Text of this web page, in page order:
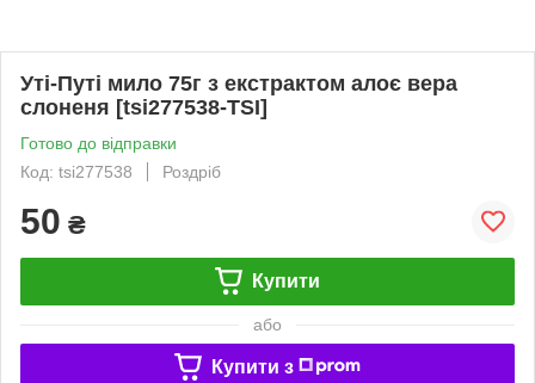
Уті-Путі мило 75г з екстрактом алоє вера
слоненя [tsi277538-TSI]
Готово до відправки
Код: tsi277538
Роздріб
50 ₴
Купити
або
Купити з